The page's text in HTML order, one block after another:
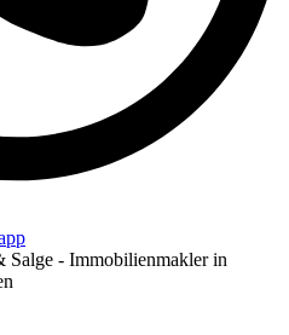
- Immobilienmakler in